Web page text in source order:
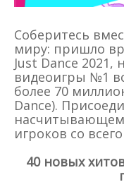
Соберитесь
миру: пришло
Just Dance
видеоигры №1
более 70
Dance).
игроков со
40 новых